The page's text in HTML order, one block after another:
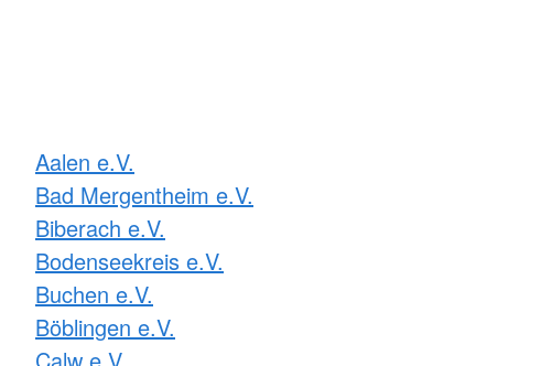
Aalen e.V.
Bad Mergentheim e.V.
Biberach e.V.
Bodenseekreis e.V.
Buchen e.V.
Böblingen e.V.